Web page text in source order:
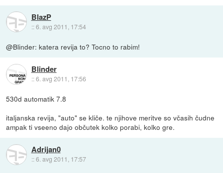
BlazP
::6. avg 2011, 17:54
@Blinder: katera revija to? Tocno to rabim!
Blinder
::6. avg 2011, 17:56
530d automatik 7.8
italjanska revija, "auto" se kliče. te njihove meritve so včasih čudne
ampak ti vseeno dajo občutek kolko porabi, kolko gre.
Adrijan0
::6. avg 2011, 17:57